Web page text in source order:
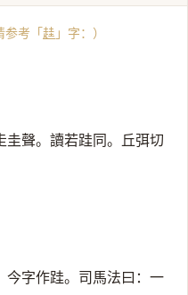
参考「䞨 」字：）
圭聲。讀若跬同。丘弭切
今字作跬。司馬法曰：一